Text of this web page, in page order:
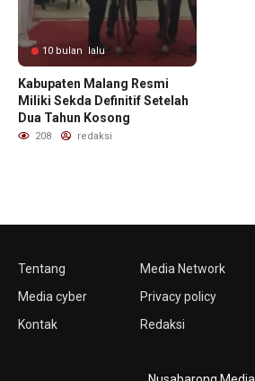
10 bulan lalu
Kabupaten Malang Resmi
Miliki Sekda Definitif Setelah
Dua Tahun Kosong
208 redaksi
Tentang
Media cyber
Kontak
Media Network
Privacy policy
Redaksi